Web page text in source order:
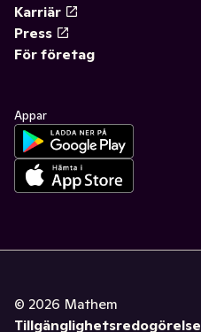
Karriär
Press
För företag
Appar
© 2026 Mathem
Tillgänglighetsredogörelse